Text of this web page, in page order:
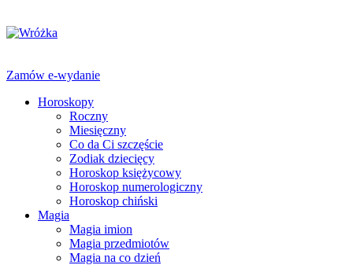
Zamów e-wydanie
Horoskopy
Roczny
Miesięczny
Co da Ci szczęście
Zodiak dziecięcy
Horoskop księżycowy
Horoskop numerologiczny
Horoskop chiński
Magia
Magia imion
Magia przedmiotów
Magia na co dzień